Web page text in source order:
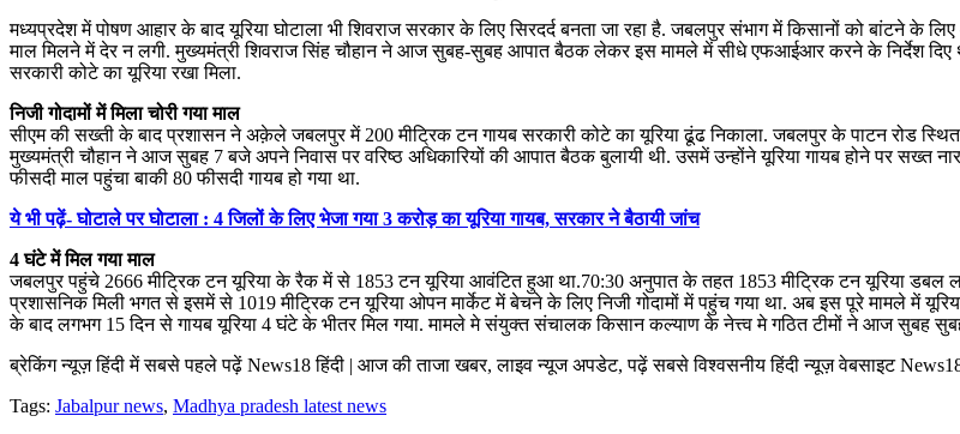
मध्यप्रदेश में पोषण आहार के बाद यूरिया घोटाला भी शिवराज सरकार के लिए सिरदर्द बनता जा रहा है. जबलपुर संभाग में किसानों को बांटने के
माल मिलने में देर न लगी. मुख्यमंत्री शिवराज सिंह चौहान ने आज सुबह-सुबह आपात बैठक लेकर इस मामले में सीधे एफआईआर करने के निर्देश दिए
सरकारी कोटे का यूरिया रखा मिला.
निजी गोदामों में मिला चोरी गया माल
सीएम की सख्ती के बाद प्रशासन ने अक़ेले जबलपुर में 200 मीट्रिक टन गायब सरकारी कोटे का यूरिया ढूंढ निकाला. जबलपुर के पाटन रोड स्थित
मुख्यमंत्री चौहान ने आज सुबह 7 बजे अपने निवास पर वरिष्ठ अधिकारियों की आपात बैठक बुलायी थी. उसमें उन्होंने यूरिया गायब होने पर सख्त
फीसदी माल पहुंचा बाकी 80 फीसदी गायब हो गया था.
ये भी पढ़ें- घोटाले पर घोटाला : 4 जिलों के लिए भेजा गया 3 करोड़ का यूरिया गायब, सरकार ने बैठायी जांच
4 घंटे में मिल गया माल
जबलपुर पहुंचे 2666 मीट्रिक टन यूरिया के रैक में से 1853 टन यूरिया आवंटित हुआ था.70:30 अनुपात के तहत 1853 मीट्रिक टन यूरिया डबल
प्रशासनिक मिली भगत से इसमें से 1019 मीट्रिक टन यूरिया ओपन मार्केट में बेचने के लिए निजी गोदामों में पहुंच गया था. अब इस पूरे मामले में
के बाद लगभग 15 दिन से गायब यूरिया 4 घंटे के भीतर मिल गया. मामले मे संयुक्त संचालक किसान कल्याण के नेत्त्व मे गठित टीमों ने आज सुबह सुबह
ब्रेकिंग न्यूज़ हिंदी में सबसे पहले पढ़ें News18 हिंदी | आज की ताजा खबर, लाइव न्यूज अपडेट, पढ़ें सबसे विश्वसनीय हिंदी न्यूज़ वेबसाइट News18
Tags: Jabalpur news, Madhya pradesh latest news